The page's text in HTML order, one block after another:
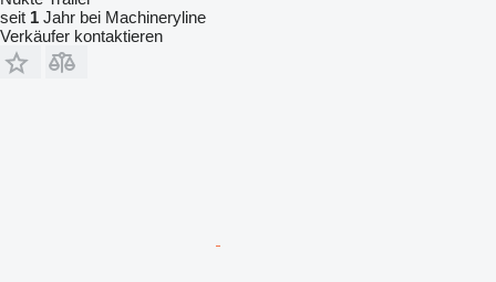
seit 1 Jahr bei Machineryline
Verkäufer kontaktieren